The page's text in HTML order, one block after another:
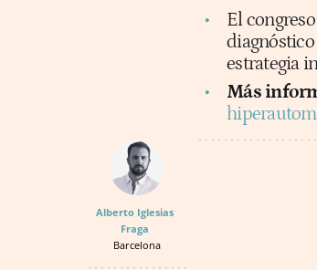
El
estrategia
Más
Alberto Iglesias
Fraga
Barcelona